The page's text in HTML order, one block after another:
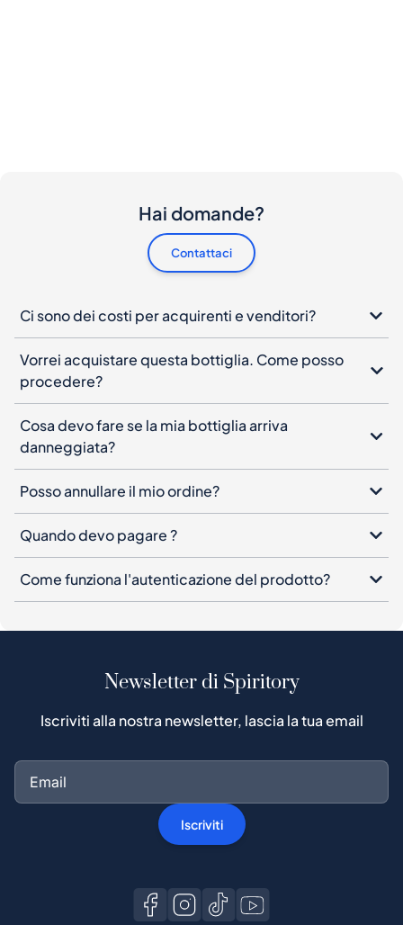
Hai domande?
Contattaci
Ci sono dei costi per acquirenti e venditori?
Vorrei acquistare questa bottiglia. Come posso
procedere?
Cosa devo fare se la mia bottiglia arriva
danneggiata?
Posso annullare il mio ordine?
Quando devo pagare ?
Come funziona l'autenticazione del prodotto?
Newsletter di Spiritory
Iscriviti alla nostra newsletter, lascia la tua email
Iscriviti